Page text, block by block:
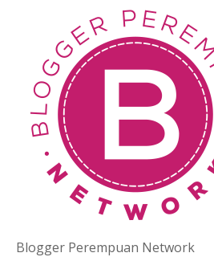
Blogger Perempuan Network